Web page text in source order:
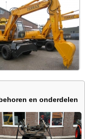
en onderdelen